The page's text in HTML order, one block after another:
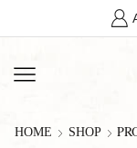
HOME SHOP